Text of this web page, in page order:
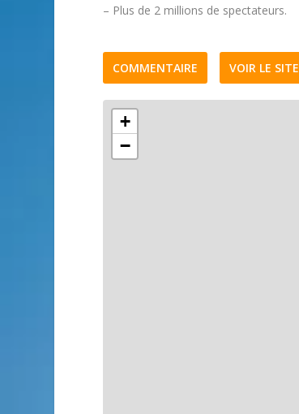
– Plus de 2 millions de spectateurs.
COMMENTAIRE VOIR LE SITE
+
−